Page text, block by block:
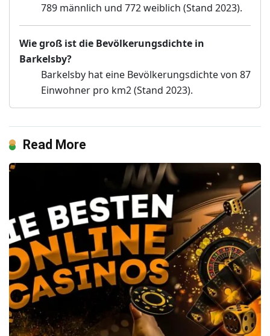
789 männlich und 772 weiblich (Stand 2023).
Wie groß ist die Bevölkerungsdichte in
Barkelsby?
Barkelsby hat eine Bevölkerungsdichte von 87
Einwohner pro km2 (Stand 2023).
Read More